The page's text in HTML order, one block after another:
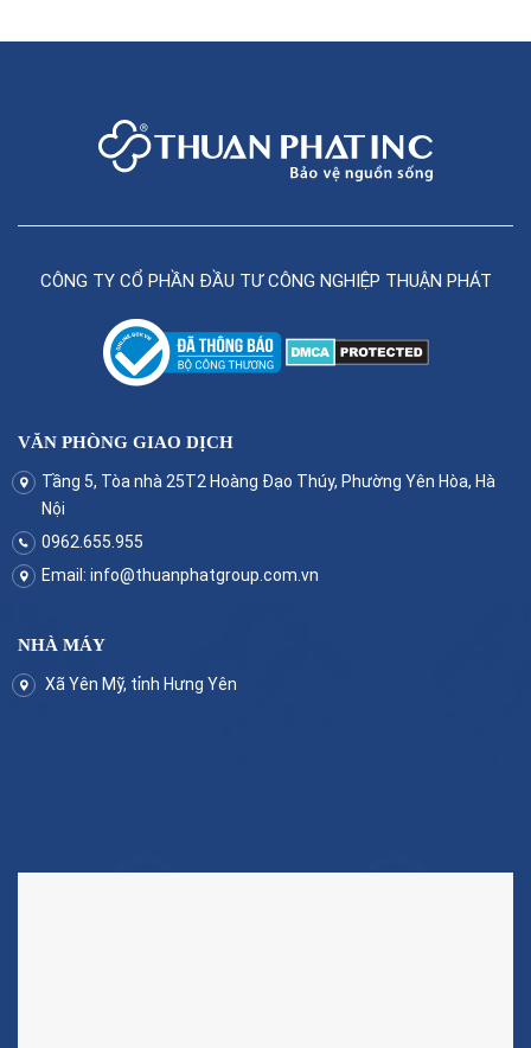
CÔNG TY CỔ PHẦN ĐẦU TƯ CÔNG NGHIỆP THUẬN PHÁT
VĂN PHÒNG GIAO DỊCH
Tầng 5, Tòa nhà 25T2 Hoàng Đạo Thúy, Phường Yên Hòa, Hà
Nội
0962.655.955
Email: info@thuanphatgroup.com.vn
NHÀ MÁY
Xã Yên Mỹ, tỉnh Hưng Yên